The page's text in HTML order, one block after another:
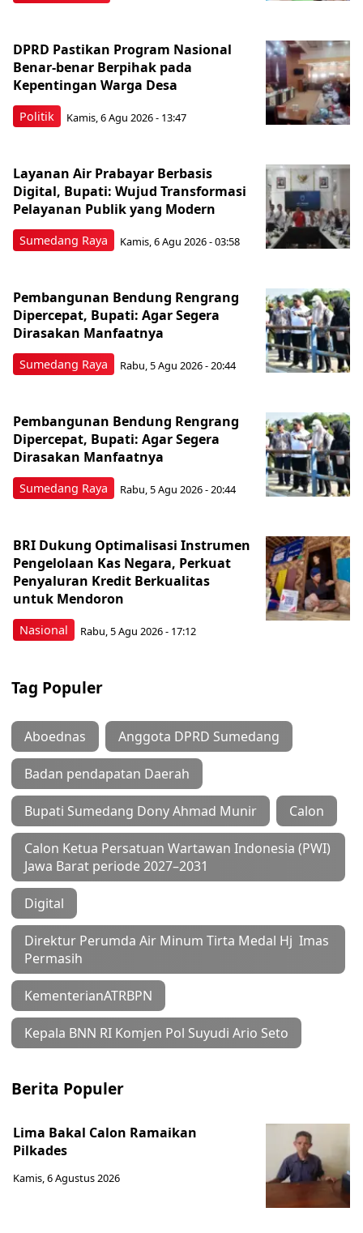
Politik
DPRD Pastikan Program Nasional
Benar-benar Berpihak pada
Kepentingan Warga Desa
Kamis, 6 Agu 2026 - 13:47
Sumedang Raya
Layanan Air Prabayar Berbasis
Digital, Bupati: Wujud Transformasi
Pelayanan Publik yang Modern
Kamis, 6 Agu 2026 - 03:58
Sumedang Raya
Pembangunan Bendung Rengrang
Dipercepat, Bupati: Agar Segera
Dirasakan Manfaatnya
Rabu, 5 Agu 2026 - 20:44
Sumedang Raya
Pembangunan Bendung Rengrang
Dipercepat, Bupati: Agar Segera
Dirasakan Manfaatnya
Rabu, 5 Agu 2026 - 20:44
Nasional
BRI Dukung Optimalisasi Instrumen
Pengelolaan Kas Negara, Perkuat
Penyaluran Kredit Berkualitas
untuk Mendoron
Rabu, 5 Agu 2026 - 17:12
Tag Populer
Aboednas Anggota DPRD Sumedang
Badan pendapatan Daerah
Bupati Sumedang Dony Ahmad Munir Calon
Calon Ketua Persatuan Wartawan Indonesia (PWI)
Jawa Barat periode 2027–2031
Digital
Direktur Perumda Air Minum Tirta Medal Hj Imas
Permasih
KementerianATRBPN
Kepala BNN RI Komjen Pol Suyudi Ario Seto
Berita Populer
Lima Bakal Calon Ramaikan
Pilkades
Kamis, 6 Agustus 2026